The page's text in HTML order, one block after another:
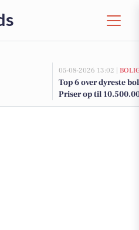
05-08-2026 13:02 |
Top 6 over dyreste
Priser op til